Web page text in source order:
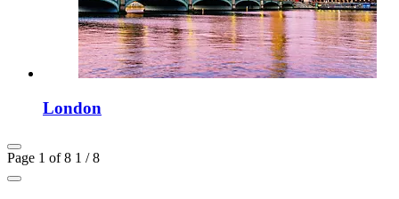
London
Page 1 of 8 1 / 8